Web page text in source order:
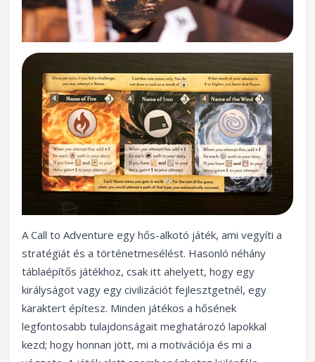
A Call to Adventure egy hős-alkotó játék, ami vegyíti a
stratégiát és a történetmesélést. Hasonló néhány
táblaépítős játékhoz, csak itt ahelyett, hogy egy
királyságot vagy egy civilizációt fejlesztgetnél, egy
karaktert építesz. Minden játékos a hősének
legfontosabb tulajdonságait meghatározó lapokkal
kezd; hogy honnan jött, mi a motivációja és mi a